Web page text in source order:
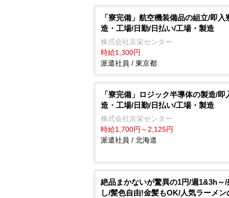
「寮完備」航空機装備品の組立/即入
造・工場/日勤/日払い/工場・製造
株式会社京栄センター
時給1,300円
派遣社員 / 東京都
「寮完備」ロジック半導体の製造/即
造・工場/日勤/日払い/工場・製造
株式会社京栄センター
時給1,700円～2,125円
派遣社員 / 北海道
絶品まかないが驚異の1円/週1&3h～/
し/髪色自由!金髪もOK/人気ラーメン